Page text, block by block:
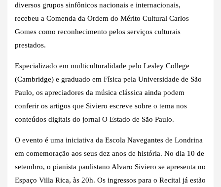
diversos grupos sinfônicos nacionais e internacionais,
recebeu a Comenda da Ordem do Mérito Cultural Carlos
Gomes como reconhecimento pelos serviços culturais
prestados.
Especializado em multiculturalidade pelo Lesley College
(Cambridge) e graduado em Física pela Universidade de São
Paulo, os apreciadores da música clássica ainda podem
conferir os artigos que Siviero escreve sobre o tema nos
conteúdos digitais do jornal O Estado de São Paulo.
O evento é uma iniciativa da Escola Navegantes de Londrina
em comemoração aos seus dez anos de história. No dia 10 de
setembro, o pianista paulistano Alvaro Siviero se apresenta no
Espaço Villa Rica, às 20h. Os ingressos para o Recital já estão